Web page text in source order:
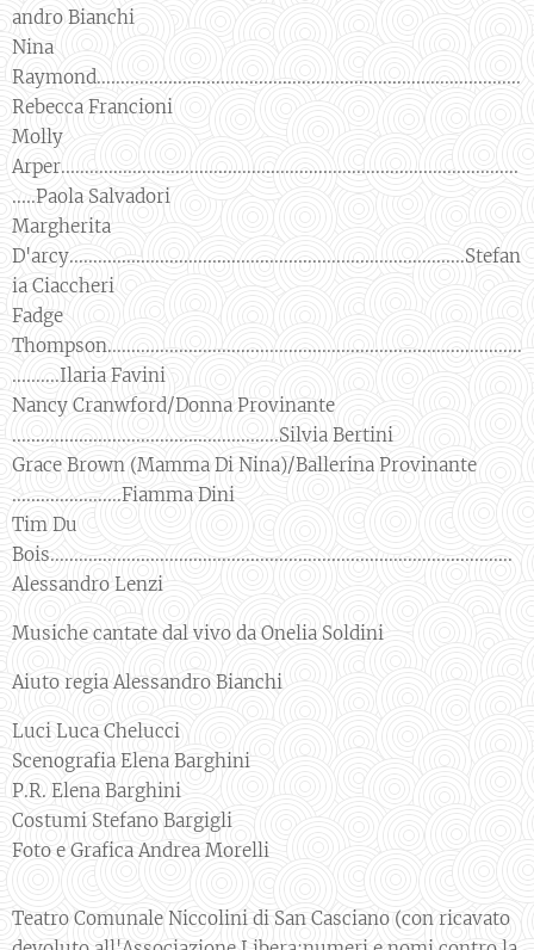
andro Bianchi
Nina
Raymond.........................................................................................
Rebecca Francioni
Molly
Arper................................................................................................
.....Paola Salvadori
Margherita
D'arcy...................................................................................Stefan
ia Ciaccheri
Fadge
Thompson.......................................................................................
..........Ilaria Favini
Nancy Cranwford/Donna Provinante
........................................................Silvia Bertini
Grace Brown (Mamma Di Nina)/Ballerina Provinante
.......................Fiamma Dini
Tim Du
Bois.................................................................................................
Alessandro Lenzi
Musiche cantate dal vivo da Onelia Soldini
Aiuto regia Alessandro Bianchi
Luci Luca Chelucci
Scenografia Elena Barghini
P.R. Elena Barghini
Costumi Stefano Bargigli
Foto e Grafica Andrea Morelli
Teatro Comunale Niccolini di San Casciano (con ricavato